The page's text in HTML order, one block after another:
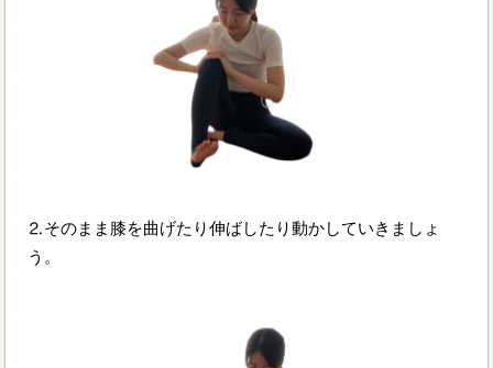
⒉そのまま膝を曲げたり伸ばしたり動かしていきましょ
う。